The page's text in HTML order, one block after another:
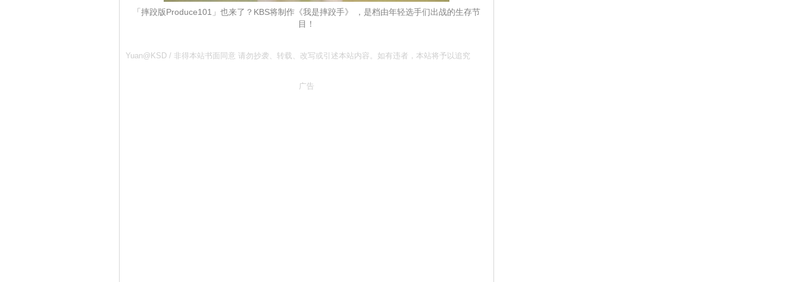
「摔跤版Produce101」也来了？KBS将制作《我是摔跤手》 ，是档由年轻选手们出战的生存节
目！
Yuan@KSD / 非得本站书面同意 请勿抄袭、转载、改写或引述本站内容。如有违者，本站将予以追究
广告